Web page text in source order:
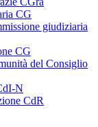
CG
giudiziaria
CG
del Consiglio
N
CdR